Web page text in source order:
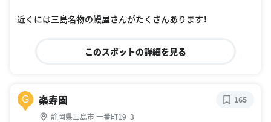
近くには三島名物の鰻屋さんがたくさんあります！
このスポットの詳細を見る
G 楽寿園
静岡県三島市 一番町19ｰ3
165